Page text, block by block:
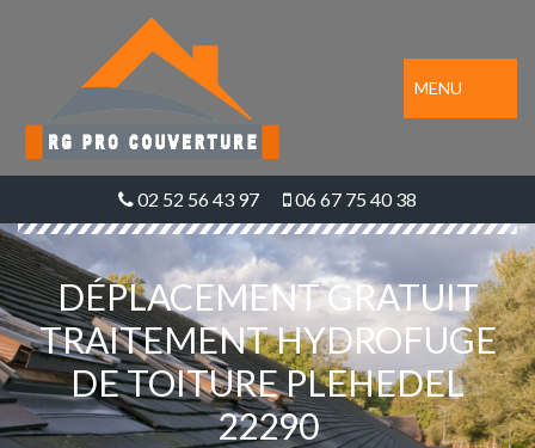
MENU
02 52 56 43 97 06 67 75 40 38
DÉPLACEMENT GRATUIT
TRAITEMENT HYDROFUGE
DE TOITURE PLEHEDEL
22290